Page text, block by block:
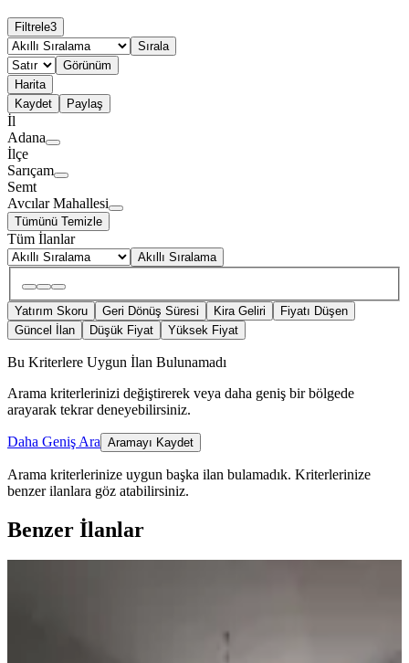
Filtrele3
Sırala
Görünüm
Harita
Kaydet
Paylaş
İl
Adana
İlçe
Sarıçam
Semt
Avcılar Mahallesi
Tümünü Temizle
Tüm İlanlar
Akıllı Sıralama
Yatırım Skoru Geri Dönüş Süresi Kira Geliri
Fiyatı Düşen
Güncel İlan
Düşük Fiyat Yüksek Fiyat
Bu Kriterlere Uygun İlan Bulunamadı
Arama kriterlerinizi değiştirerek veya daha geniş bir bölgede
arayarak tekrar deneyebilirsiniz.
Daha Geniş Ara Aramayı Kaydet
Arama kriterlerinize uygun başka ilan bulamadık. Kriterlerinize
benzer ilanlara göz atabilirsiniz.
Benzer İlanlar
Sarıçam, Elif Su Uludağ Mahallesi